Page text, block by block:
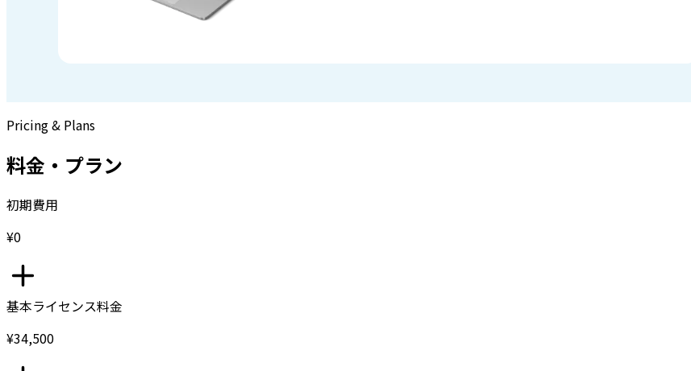
Pricing & Plans
料金・プラン
初期費用
¥0
基本ライセンス料金
¥34,500